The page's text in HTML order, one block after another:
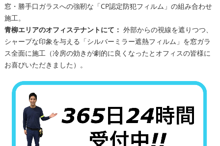
窓・勝手口ガラスへの強靭な「CP認定防犯フィルム」の組み合わせ
施工。
青柳エリアのオフィステナントにて： 外部からの視線を遮りつつ、
シャープな印象を与える「シルバーミラー遮熱フィルム」を窓ガラ
ス全面に施工（冷房の効きが劇的に良くなったとオフィスの皆様に
お喜びいただきました）。